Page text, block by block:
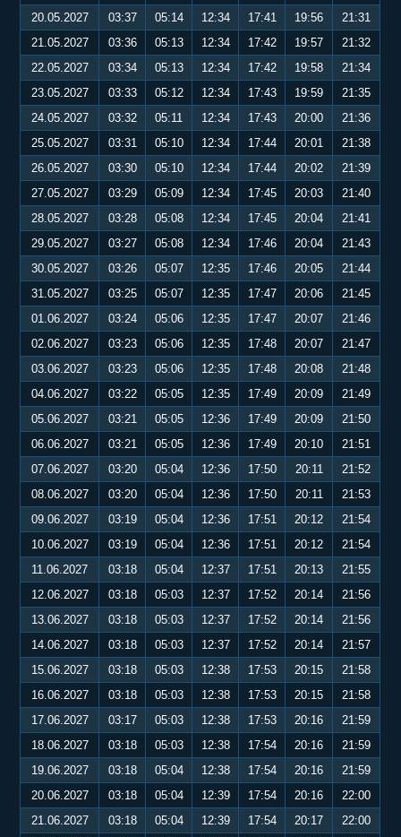
20.05.2027
03:37 05:14 12:34 17:41 19:56
21:31
21.05.2027
03:36 05:13 12:34 17:42 19:57
21:32
22.05.2027
03:34 05:13 12:34 17:42 19:58
21:34
23.05.2027
03:33 05:12 12:34 17:43 19:59
21:35
24.05.2027
03:32 05:11 12:34 17:43 20:00
21:36
25.05.2027
03:31 05:10 12:34 17:44 20:01
21:38
26.05.2027
03:30 05:10 12:34 17:44 20:02
21:39
27.05.2027
03:29 05:09 12:34 17:45 20:03
21:40
28.05.2027
03:28 05:08 12:34 17:45 20:04
21:41
29.05.2027
03:27 05:08 12:34 17:46 20:04
21:43
30.05.2027
03:26 05:07 12:35 17:46 20:05
21:44
31.05.2027
03:25 05:07 12:35 17:47 20:06
21:45
01.06.2027
03:24 05:06 12:35 17:47 20:07
21:46
02.06.2027
03:23 05:06 12:35 17:48 20:07
21:47
03.06.2027
03:23 05:06 12:35 17:48 20:08
21:48
04.06.2027
03:22 05:05 12:35 17:49 20:09
21:49
05.06.2027
03:21 05:05 12:36 17:49 20:09
21:50
06.06.2027
03:21 05:05 12:36 17:49 20:10
21:51
07.06.2027
03:20 05:04 12:36 17:50 20:11
21:52
08.06.2027
03:20 05:04 12:36 17:50 20:11
21:53
09.06.2027
03:19 05:04 12:36 17:51 20:12
21:54
10.06.2027
03:19 05:04 12:36 17:51 20:12
21:54
11.06.2027
03:18 05:04 12:37 17:51 20:13
21:55
12.06.2027
03:18 05:03 12:37 17:52 20:14
21:56
13.06.2027
03:18 05:03 12:37 17:52 20:14
21:56
14.06.2027
03:18 05:03 12:37 17:52 20:14
21:57
15.06.2027
03:18 05:03 12:38 17:53 20:15
21:58
16.06.2027
03:18 05:03 12:38 17:53 20:15
21:58
17.06.2027
03:17 05:03 12:38 17:53 20:16
21:59
18.06.2027
03:18 05:03 12:38 17:54 20:16
21:59
19.06.2027
03:18 05:04 12:38 17:54 20:16
21:59
20.06.2027
03:18 05:04 12:39 17:54 20:16
22:00
21.06.2027
03:18 05:04 12:39 17:54 20:17
22:00